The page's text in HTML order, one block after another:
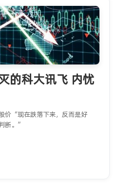
的科大讯飞 内忧
价“现在跌落下来，反而是好
断。”